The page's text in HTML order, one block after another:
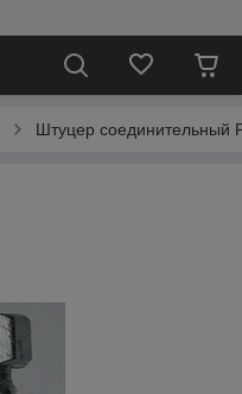
Штуцер соединительный